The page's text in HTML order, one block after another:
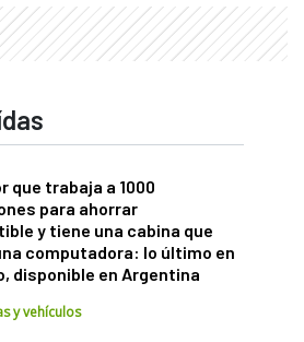
que trabaja a 1000
para ahorrar
y tiene una cabina que
computadora: lo último en
disponible en Argentina
y vehículos